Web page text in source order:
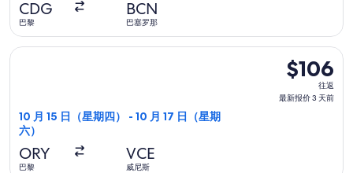
2
前
CDG
巴黎
BCN
巴塞罗那
$106
往
返,
$106
往返
最新报价 3 天前
10 月 15 日（星期四） - 10 月 17 日（星期
六）
ORY
巴黎
VCE
威尼斯
选择易捷航空航班，10 月 15 日（星期四）从巴黎前往威尼